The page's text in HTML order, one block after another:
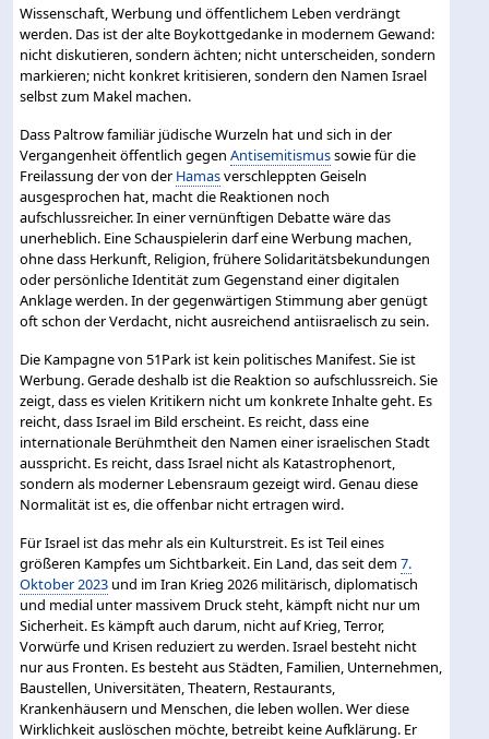
Wissenschaft, Werbung und öffentlichem Leben verdrängt
werden. Das ist der alte Boykottgedanke in modernem Gewand:
nicht diskutieren, sondern ächten; nicht unterscheiden, sondern
markieren; nicht konkret kritisieren, sondern den Namen Israel
selbst zum Makel machen.
Dass Paltrow familiär jüdische Wurzeln hat und sich in der
Vergangenheit öffentlich gegenAntisemitismussowie für die
Freilassung der von der Hamasverschleppten Geiseln
ausgesprochen hat, macht die Reaktionen noch
aufschlussreicher. In einer vernünftigen Debatte wäre das
unerheblich. Eine Schauspielerin darf eine Werbung machen,
ohne dass Herkunft, Religion, frühere Solidaritätsbekundungen
oder persönliche Identität zum Gegenstand einer digitalen
Anklage werden. In der gegenwärtigen Stimmung aber genügt
oft schon der Verdacht, nicht ausreichend antiisraelisch zu sein.
Die Kampagne von 51Park ist kein politisches Manifest. Sie ist
Werbung. Gerade deshalb ist die Reaktion so aufschlussreich. Sie
zeigt, dass es vielen Kritikern nicht um konkrete Inhalte geht. Es
reicht, dass Israel im Bild erscheint. Es reicht, dass eine
internationale Berühmtheit den Namen einer israelischen Stadt
ausspricht. Es reicht, dass Israel nicht als Katastrophenort,
sondern als moderner Lebensraum gezeigt wird. Genau diese
Normalität ist es, die offenbar nicht ertragen wird.
Für Israel ist das mehr als ein Kulturstreit. Es ist Teil eines
größeren Kampfes um Sichtbarkeit. Ein Land, das seit dem7.
Oktober 2023 und im Iran Krieg 2026 militärisch, diplomatisch
und medial unter massivem Druck steht, kämpft nicht nur um
Sicherheit. Es kämpft auch darum, nicht auf Krieg, Terror,
Vorwürfe und Krisen reduziert zu werden. Israel besteht nicht
nur aus Fronten. Es besteht aus Städten, Familien, Unternehmen,
Baustellen, Universitäten, Theatern, Restaurants,
Krankenhäusern und Menschen, die leben wollen. Wer diese
Wirklichkeit auslöschen möchte, betreibt keine Aufklärung. Er